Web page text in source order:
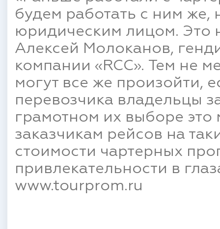
будем работать с ним же,
юридическим лицом. Это
Алексей Молоканов,
компании «RCC». Тем не
могут все же произойти,
перевозчика владельцы
грамотном их выборе
заказчикам рейсов на
стоимости чартерных
привлекательности в
www.tourprom.ru